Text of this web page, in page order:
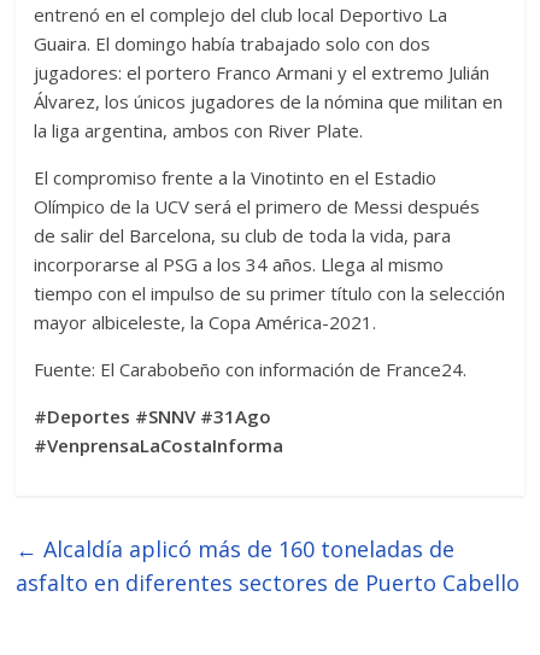
entrenó en el complejo del club local Deportivo La
Guaira. El domingo había trabajado solo con dos
jugadores: el portero Franco Armani y el extremo Julián
Álvarez, los únicos jugadores de la nómina que militan en
la liga argentina, ambos con River Plate.
El compromiso frente a la Vinotinto en el Estadio
Olímpico de la UCV será el primero de Messi después
de salir del Barcelona, su club de toda la vida, para
incorporarse al PSG a los 34 años. Llega al mismo
tiempo con el impulso de su primer título con la selección
mayor albiceleste, la Copa América-2021.
Fuente: El Carabobeño con información de France24.
#Deportes #SNNV #31Ago
#VenprensaLaCostaInforma
← Alcaldía aplicó más de 160 toneladas de
asfalto en diferentes sectores de Puerto Cabello